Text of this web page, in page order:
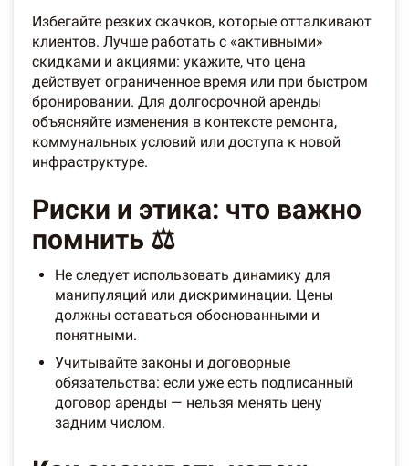
Избегайте резких скачков, которые отталкивают
клиентов. Лучше работать с «активными»
скидками и акциями: укажите, что цена
действует ограниченное время или при быстром
бронировании. Для долгосрочной аренды
объясняйте изменения в контексте ремонта,
коммунальных условий или доступа к новой
инфраструктуре.
Риски и этика: что важно
помнить ⚖️
Не следует использовать динамику для
манипуляций или дискриминации. Цены
должны оставаться обоснованными и
понятными.
Учитывайте законы и договорные
обязательства: если уже есть подписанный
договор аренды — нельзя менять цену
задним числом.